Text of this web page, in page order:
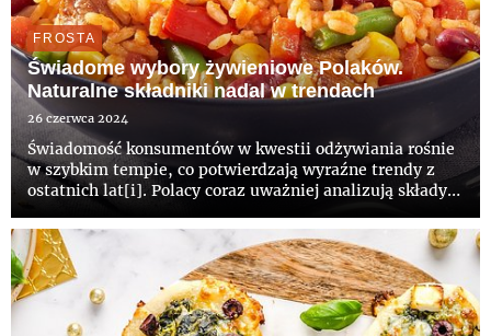
FROSTA
Świadome wybory żywieniowe Polaków.
Naturalne składniki nadal w trendach
26 czerwca 2024
Świadomość konsumentów w kwestii odżywiania rośnie
w szybkim tempie, co potwierdzają wyraźne trendy z
ostatnich lat[i]. Polacy coraz uważniej analizują składy
składników, a także wybierając jedzenie o niższej
zawartości tłusz...